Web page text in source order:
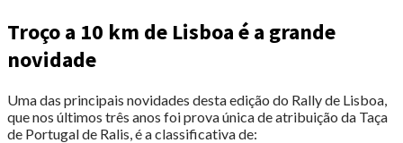
Troço a 10 km de Lisboa é a grande
novidade
Uma das principais novidades desta edição do Rally de Lisboa,
que nos últimos três anos foi prova única de atribuição da Taça
de Portugal de Ralis, é a classificativa de: